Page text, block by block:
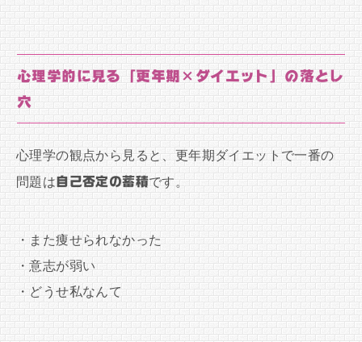
心理学的に見る「更年期×ダイエット」の落とし
穴
心理学の観点から見ると、更年期ダイエットで一番の
問題は 自己否定の蓄積です。
・また痩せられなかった
・意志が弱い
・どうせ私なんて